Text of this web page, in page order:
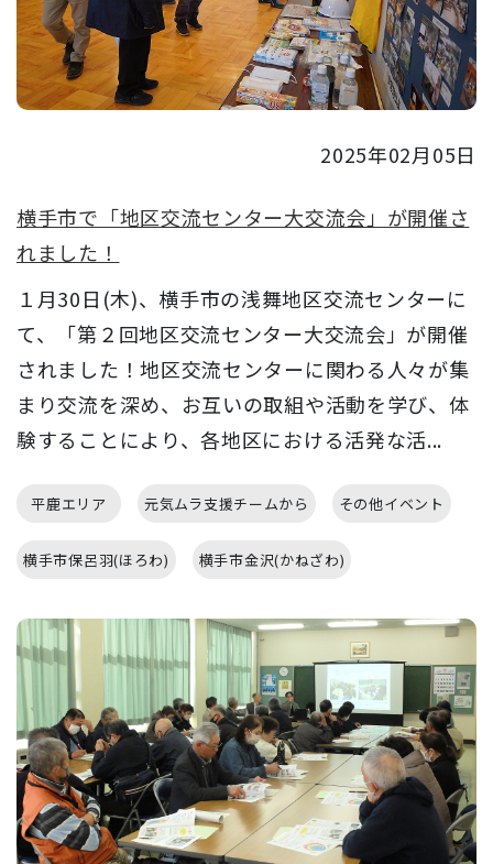
2025年02月05日
横手市で「地区交流センター大交流会」が開催さ
れました！
１月30日(木)、横手市の浅舞地区交流センターに
て、「第２回地区交流センター大交流会」が開催
されました！地区交流センターに関わる人々が集
まり交流を深め、お互いの取組や活動を学び、体
験することにより、各地区における活発な活...
平鹿エリア 元気ムラ支援チームから その他イベント
横手市保呂羽(ほろわ) 横手市金沢(かねざわ)